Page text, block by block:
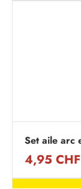
Set aile arc
4,95 CHF